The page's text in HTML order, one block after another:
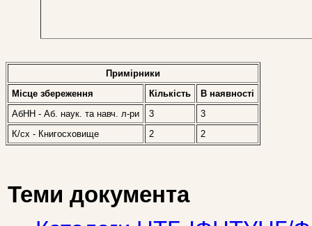
Примірники
Місце збереження
Кількість
В наявностi
АбНН - Аб. наук. та навч. л-ри
3
3
К/сх - Книгосховище
2 2
Теми документа